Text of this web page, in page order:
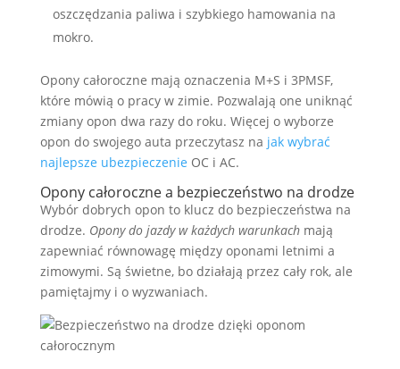
oszczędzania paliwa i szybkiego hamowania na
mokro.
Opony całoroczne mają oznaczenia M+S i 3PMSF,
które mówią o pracy w zimie. Pozwalają one uniknąć
zmiany opon dwa razy do roku. Więcej o wyborze
opon do swojego auta przeczytasz na jak wybrać
najlepsze ubezpieczenie OC i AC.
Opony całoroczne a bezpieczeństwo na drodze
Wybór dobrych opon to klucz do bezpieczeństwa na
drodze. Opony do jazdy w każdych warunkachmają
zapewniać równowagę między oponami letnimi a
zimowymi. Są świetne, bo działają przez cały rok, ale
pamiętajmy i o wyzwaniach.